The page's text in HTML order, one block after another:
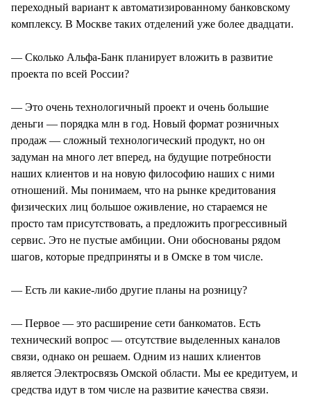
переходный вариант к автоматизированному банковскому
комплексу. В Москве таких отделений уже более двадцати.
— Сколько Альфа-Банк планирует вложить в развитие
проекта по всей России?
— Это очень технологичный проект и очень большие
деньги — порядка млн в год. Новый формат розничных
продаж — сложный технологический продукт, но он
задуман на много лет вперед, на будущие потребности
наших клиентов и на новую философию наших с ними
отношений. Мы понимаем, что на рынке кредитования
физических лиц большое оживление, но стараемся не
просто там присутствовать, а предложить прогрессивный
сервис. Это не пустые амбиции. Они обоснованы рядом
шагов, которые предприняты и в Омске в том числе.
— Есть ли какие-либо другие планы на розницу?
— Первое — это расширение сети банкоматов. Есть
технический вопрос — отсутствие выделенных каналов
связи, однако он решаем. Одним из наших клиентов
является Электросвязь Омской области. Мы ее кредитуем, и
средства идут в том числе на развитие качества связи.